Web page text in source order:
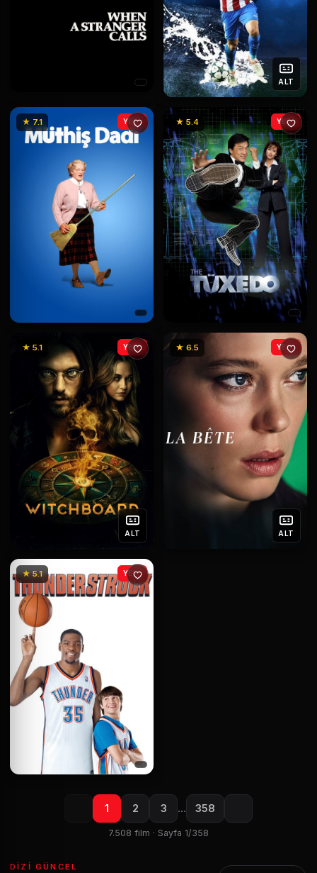
ALT
★ 7.1 YENİ ★ 5.4 YENİ
★ 5.1
ALT
YENİ ★ 6.5
ALT
YENİ
★ 5.1 YENİ
1 2 3 … 358
7.508 film · Sayfa 1/358
DIZI GÜNCEL